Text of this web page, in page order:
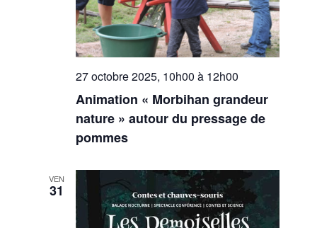
27 octobre 2025, 10h00 à 12h00
Animation « Morbihan grandeur
nature » autour du pressage de
pommes
VEN
31